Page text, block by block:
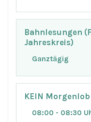
Bahnlesungen
Jahreskreis)
Ganztägig
KEIN Morgenlob
08:00 - 08:30